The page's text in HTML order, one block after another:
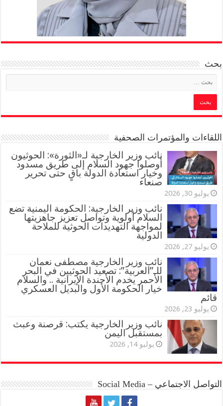
بحث
اللقاءات والمؤتمرات الصحفية
‏نائب وزير الخارجية لـ«الثورة»: الحوثيون
أوصلوا جهود السلام إلى طريق مسدود
وخيار استعادة الدولة باقٍ حتى تحرير
صنعاء
يوليو 30, 2026
نائب وزير الخارجية: الحكومة اليمنية تضع
السلام أولوية وتواصل تعزيز جاهزيتها
لمواجهة التهديدات الحوثية للملاحة
الدولية
يوليو 27, 2026
نائب وزير الخارجية مصطفى نعمان
للـ”العربية”: تصعيد الحوثيين في البحر
الأحمر يخدم الأجندة الإيرانية .. والسلام
خيار الحكومة الأول والبديل العسكري
قائم
يوليو 23, 2026
نائب وزير الخارجية يكتب: قرصنة وعبث
بمستقبل اليمن
يوليو 14, 2026
التواصل الاجتماعي – Social Media